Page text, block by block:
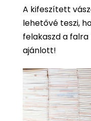
A kifeszített
lehetővé teszi,
felakaszd a
ajánlott!